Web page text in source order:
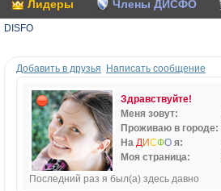
Лидеры Члены ДИСФО
DISFO
Добавить в друзья Написать сообщение
Здравствуйте!
Меня зовут:
Проживаю в городе:
На ДИСФО я:
Моя страница:
Последний раз я был(а) здесь давно